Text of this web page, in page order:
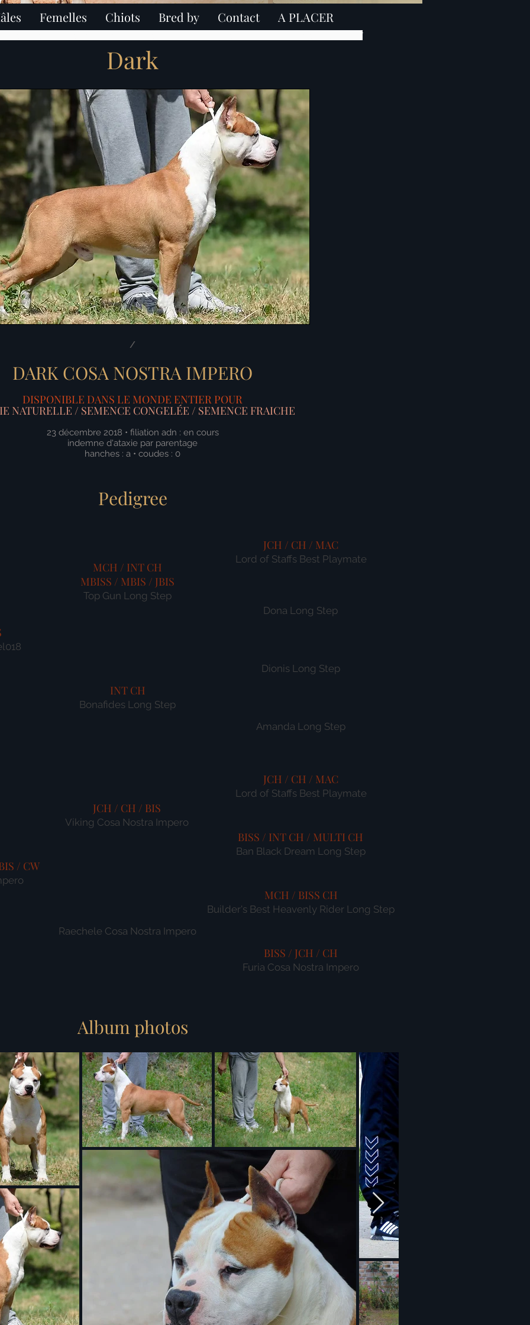
Femelles Chiots Bred by Contact A PLACER
Dark
/
DARK COSA NOSTRA IMPERO
DISPONIBLE DANS LE MONDE ENTIER POUR
NATURELLE / SEMENCE CONGELÉE / SEMENCE FRAICHE
23 décembre 2018 • filiation adn : en cours
indemne d'ataxie par parentage
hanches : a • coudes : 0
Pedigree
MCH / INT CH
MBISS / MBIS / JBIS
Top Gun Long Step
JCH / CH / MAC
Lord of Staffs Best Playmate
Dona Long Step
INT CH
Bonafides Long Step
Dionis Long Step
Amanda Long Step
/ CW
JCH / CH / BIS
Viking Cosa Nostra Impero
JCH / CH / MAC
Lord of Staffs Best Playmate
BISS / INT CH / MULTI CH
Ban Black Dream Long Step
​Raechele Cosa Nostra Impero
MCH / BISS CH
Builder's Best Heavenly Rider Long Step
BISS / JCH / CH
Furia Cosa Nostra Impero
Album photos